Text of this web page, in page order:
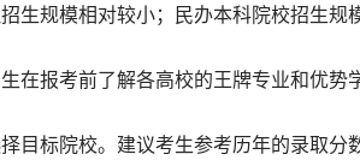
生规模相对较小；民办本科院校招生规
在报考前了解各高校的王牌专业和优势
目标院校。建议考生参考历年的录取分